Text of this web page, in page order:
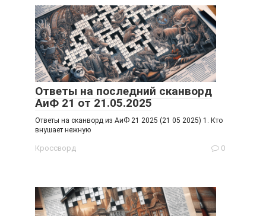
Ответы на последний сканворд
АиФ 21 от 21.05.2025
Ответы на сканворд из АиФ 21 2025 (21 05 2025) 1. Кто
внушает нежную
Кроссворд 0